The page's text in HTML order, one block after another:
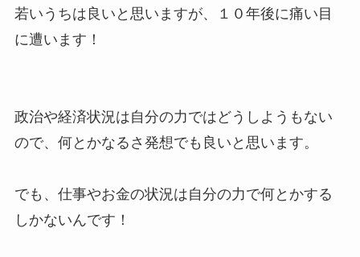
若いうちは良いと思いますが、１０年後に痛い目
に遭います！
政治や経済状況は自分の力ではどうしようもない
ので、何とかなるさ発想でも良いと思います。
でも、仕事やお金の状況は自分の力で何とかする
しかないんです！